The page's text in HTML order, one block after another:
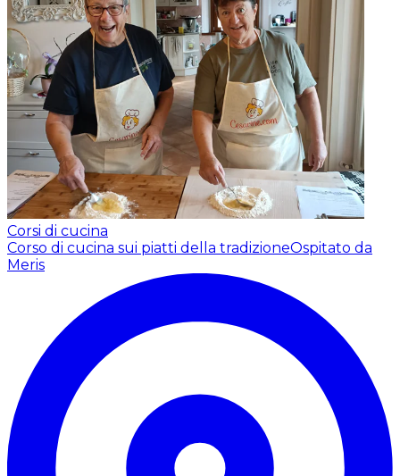
Corsi di cucina
Corso di cucina sui piatti della tradizioneOspitato da
Meris